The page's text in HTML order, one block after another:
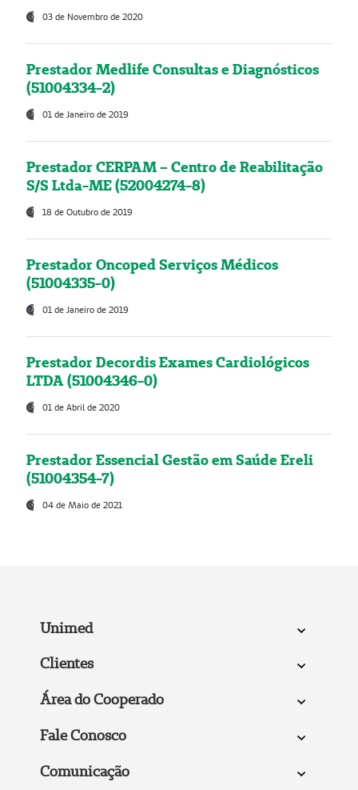
03 de Novembro de 2020
Prestador Medlife Consultas e Diagnósticos
(51004334-2)
01 de Janeiro de 2019
Prestador CERPAM – Centro de Reabilitação
S/S Ltda-ME (52004274-8)
18 de Outubro de 2019
Prestador Oncoped Serviços Médicos
(51004335-0)
01 de Janeiro de 2019
Prestador Decordis Exames Cardiológicos
LTDA (51004346-0)
01 de Abril de 2020
Prestador Essencial Gestão em Saúde Ereli
(51004354-7)
04 de Maio de 2021
Unimed
Clientes
Área do Cooperado
Fale Conosco
Comunicação